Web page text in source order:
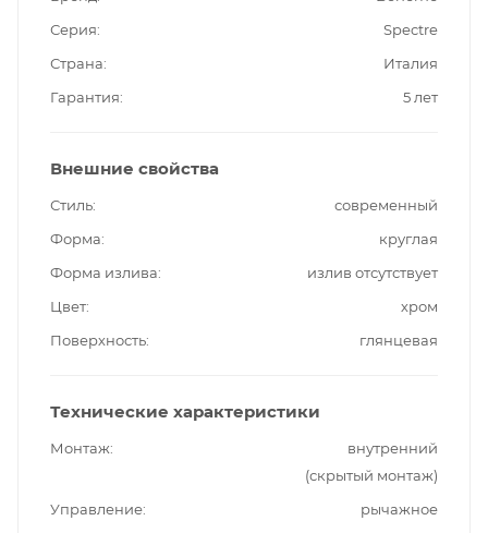
Серия
Spectre
Страна
Италия
Гарантия
5 лет
Внешние свойства
Стиль
современный
Форма
круглая
Форма излива
излив отсутствует
Цвет
хром
Поверхность
глянцевая
Технические характеристики
Монтаж
внутренний
(скрытый монтаж)
Управление
рычажное